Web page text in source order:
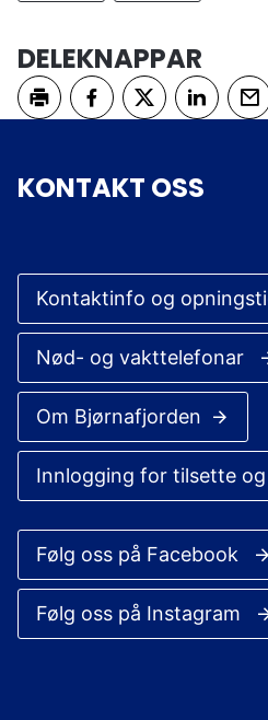
DELEKNAPPAR
KONTAKT OSS
Kontaktinfo og
Nød- og vakttelefonar
Om Bjørnafjorden
Innlogging for tilsette
Følg oss på Facebook
Følg oss på Instagram